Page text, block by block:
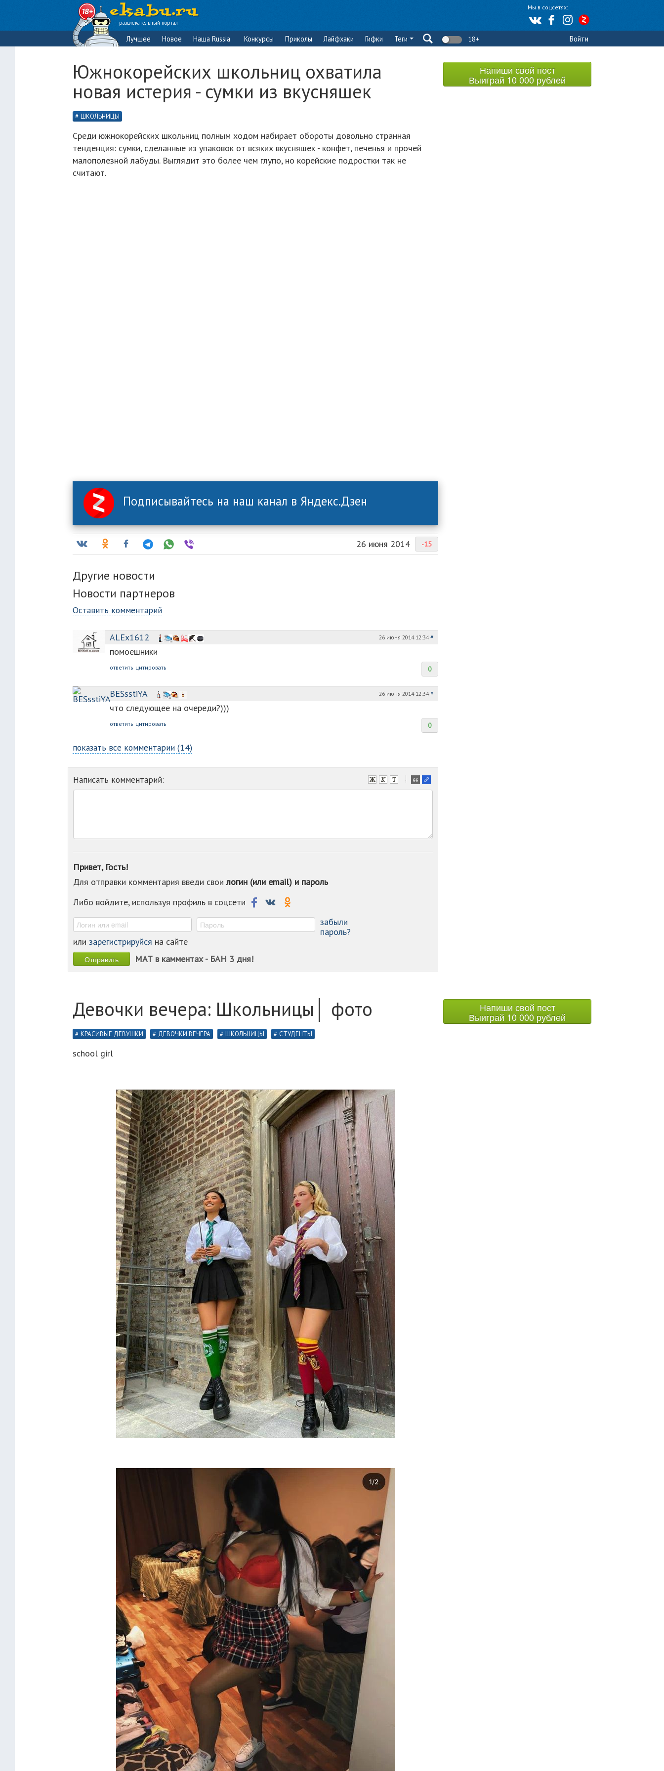
Мы в соцсетях:
развлекательный портал
Лучшее Новое Наша Russia Конкурсы Приколы Лайфхаки Гифки Теги 18+ Войти
Южнокорейских школьниц охватила
новая истерия - сумки из вкусняшек
ШКОЛЬНИЦЫ
Среди южнокорейских школьниц полным ходом набирает обороты довольно странная
тенденция: сумки, сделанные из упаковок от всяких вкусняшек - конфет, печенья и прочей
малополезной лабуды. Выглядит это более чем глупо, но корейские подростки так не
считают.
Подписывайтесь на наш канал в Яндекс.Дзен
-15
26 июня 2014
Другие новости
Новости партнеров
Оставить комментарий
ALEx1612 26 июня 2014 12:34#
помоешники
0
ответить цитировать
BESsstiYA 26 июня 2014 12:34#
что следующее на очереди?)))
0
ответить цитировать
показать все комментарии (14)
Написать комментарий:
-
-
-
Привет, Гость!
Для отправки комментария введи своилогин (или email) и пароль
Либо войдите, используя профиль в соцсети
забыли
пароль?
или зарегистрируйся на сайте
МАТ в камментах - БАН 3 дня!
Напиши свой пост
Выиграй 10 000 рублей
Девочки вечера: Школьницы│ фото
КРАСИВЫЕ ДЕВУШКИ ДЕВОЧКИ ВЕЧЕРА ШКОЛЬНИЦЫ СТУДЕНТЫ
school girl
Напиши свой пост
Выиграй 10 000 рублей